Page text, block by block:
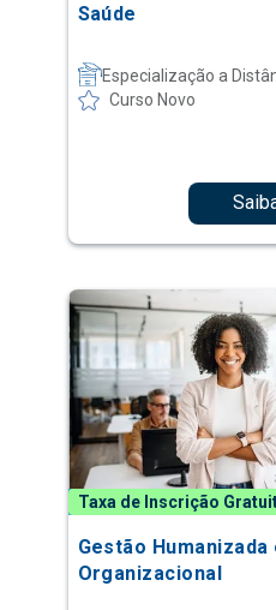
Saúde
Especialização a
Curso Novo
Taxa de Inscrição
Gestão
Organizacional